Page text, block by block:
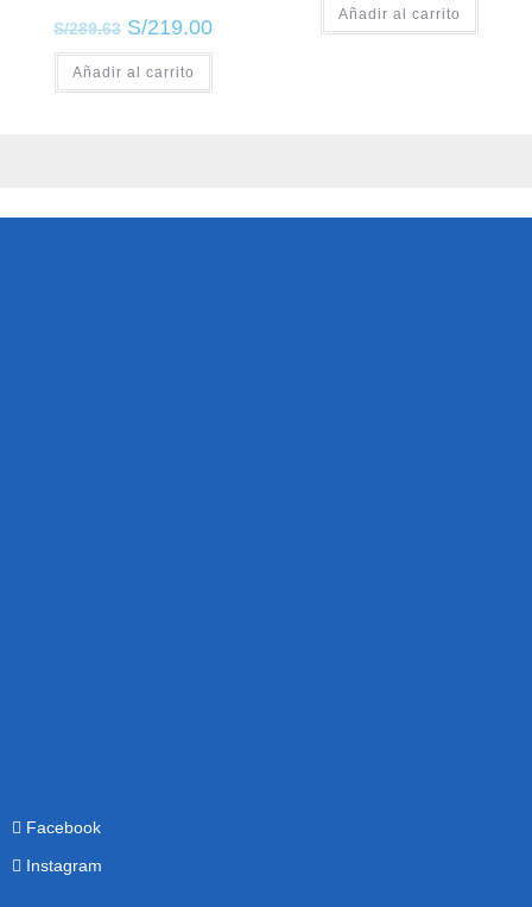
S/289.63 S/219.00
Añadir al carrito
Añadir al carrito
Facebook
Instagram